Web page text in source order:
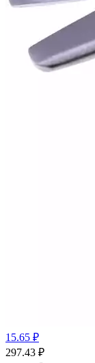
15.65 ₽
297.43 ₽